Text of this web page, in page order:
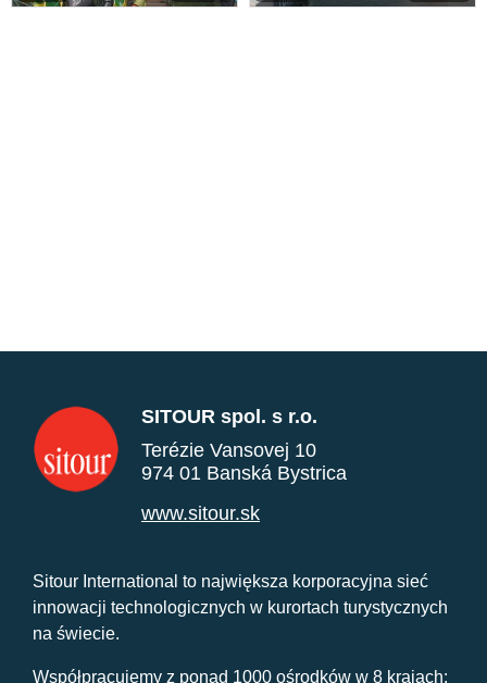
SITOUR spol. s r.o.
Terézie Vansovej 10
974 01 Banská Bystrica
www.sitour.sk
Sitour International to największa korporacyjna sieć
innowacji technologicznych w kurortach turystycznych
na świecie.
Współpracujemy z ponad 1000 ośrodków w 8 krajach: